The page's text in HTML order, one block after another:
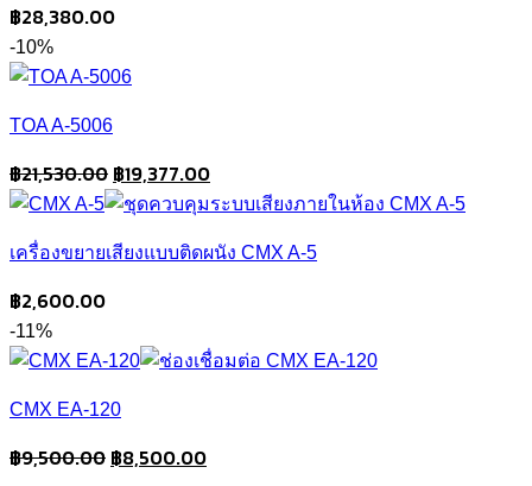
฿28,380.00
-10%
TOA A-5006
฿21,530.00 Original
price
฿21,530.00.
฿19,377.00Current
price
฿19,377.00.
เครื่องขยายเสียงแบบติดผนัง CMX A-5
฿2,600.00
-11%
CMX EA-120
฿9,500.00 Original
฿8,500.00Current